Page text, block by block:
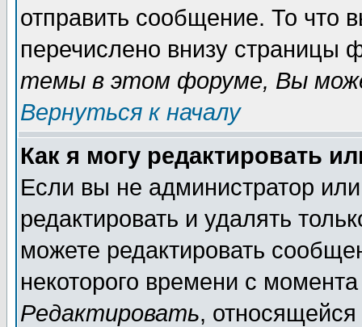
отправить сообщение. То что
перечислено внизу страницы
темы в этом форуме, Вы
Вернуться к началу
Как я могу редактировать
Если вы не администратор
редактировать и удалять
можете редактировать
некоторого времени с
Редактировать,